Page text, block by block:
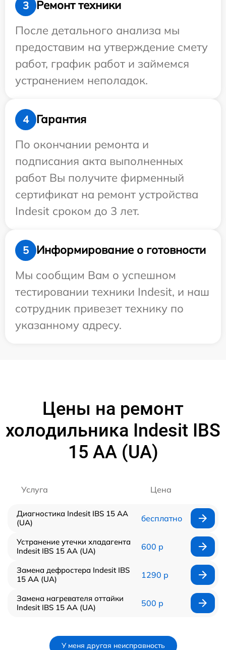
3
Ремонт техники
После детального анализа мы
предоставим на утверждение смету
работ, график работ и займемся
устранением неполадок.
4
Гарантия
По окончании ремонта и
подписания акта выполненных
работ Вы получите фирменный
сертификат на ремонт устройства
Indesit сроком до 3 лет.
5
Информирование о готовности
Мы сообщим Вам о успешном
тестировании техники Indesit, и наш
сотрудник привезет технику по
указанному адресу.
Цены на ремонт
холодильника Indesit IBS
15 AA (UA)
Услуга Цена
Диагностика Indesit IBS 15 AA
(UA)
бесплатно
Устранение утечки хладагента
Indesit IBS 15 AA (UA)
600 р
Замена дефростера Indesit IBS
15 AA (UA)
1290 р
Замена нагревателя оттайки
Indesit IBS 15 AA (UA)
500 р
У меня другая неисправность